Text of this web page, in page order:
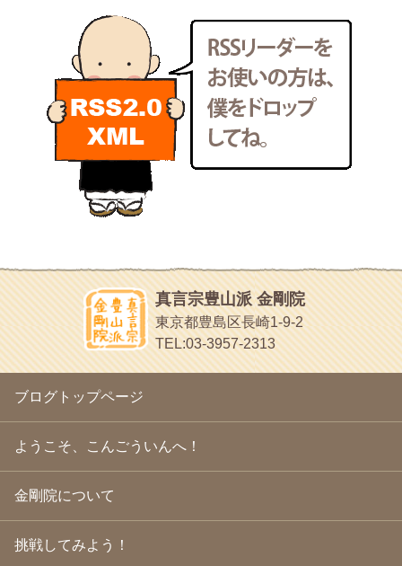
2011年7月(18)
2011年6月
2011年5月
(15)
2011年4月(17)
2011年3月(15)
2011年2月
2011年1月(22)
2010年12月(21)
2010年11月
2010年10月(13)
(16)
2010年6月(18)
2010年5月(22)
2010年4月(25)
2010年3月
(22)
2010年2月(23)
2010年1月(23)
(18)
2009年11月
(20)
2009年10月(20)
2009年9月 (20)
2009年6月(22)
2009年5月(20)
2009年4月
(24)
2009年3月(21)
新聞屋の道具箱
新聞社で使われる用語の解説など
makotoさんの御符内巡礼記
東京の巡礼記です
POLYHEDON
いろいろなことが書いてあるよ
bunchan
あちこち行って！
目白鍼灸院
日本人の繊細な体質にあわせた、やさしく気持ちよい鍼灸治療で
ほうげん日記
放言じゃなくて和尚さんの名前だよ
面白いサイトみつけたよ。
ヘェ～という感じ
chocolab.Air♪DIALY
ラブラドールのワンちゃんがかわいいよ
真言宗豊山派 金剛院
東京都豊島区長崎1-9-2
TEL:03-3957-2313
ブログトップページ
ようこそ、こんごういんへ！
金剛院について
挑戦してみよう！